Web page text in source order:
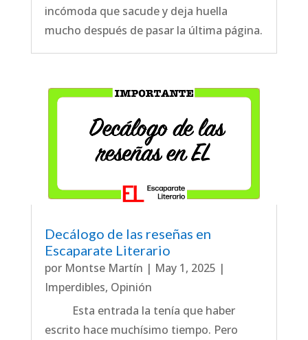
incómoda que sacude y deja huella
mucho después de pasar la última página.
Decálogo de las reseñas en
Escaparate Literario
por Montse Martín | May 1, 2025 |
Imperdibles, Opinión
Esta entrada la tenía que haber
escrito hace muchísimo tiempo. Pero